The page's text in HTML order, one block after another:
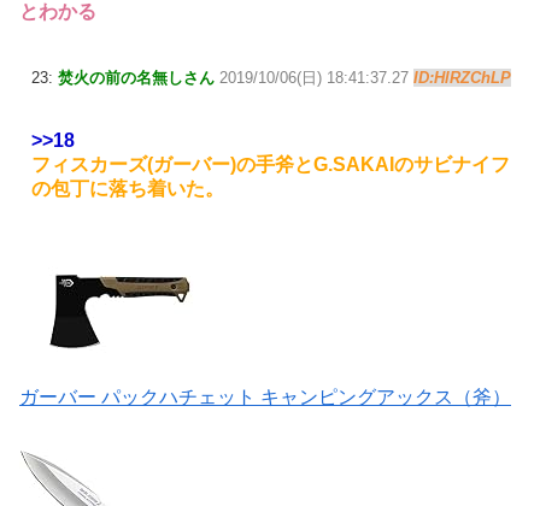
とわかる
23: 焚火の前の名無しさん 2019/10/06(日) 18:41:37.27 ID:HlRZChLP
>>18
フィスカーズ(ガーバー)の手斧とG.SAKAIのサビナイフ
の包丁に落ち着いた。
ガーバー パックハチェット キャンピングアックス（斧）